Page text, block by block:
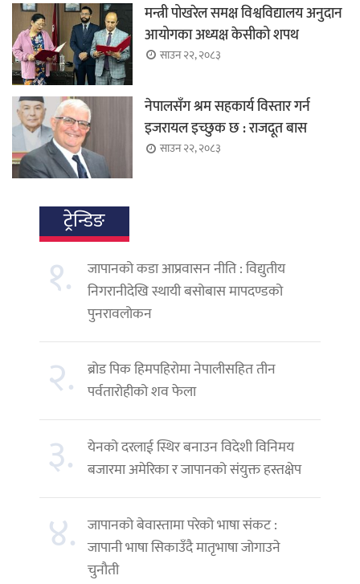
मन्त्री पोखरेल समक्ष विश्वविद्यालय अनुदान
आयोगका अध्यक्ष केसीको शपथ
साउन २२, २०८३
नेपालसँग श्रम सहकार्य विस्तार गर्न
इजरायल इच्छुक छ : राजदूत बास
साउन २२, २०८३
ट्रेन्डिङ
१.
जापानको कडा आप्रवासन नीति : विद्युतीय
निगरानीदेखि स्थायी बसोबास मापदण्डको
पुनरावलोकन
२. ब्रोड पिक हिमपहिरोमा नेपालीसहित तीन
पर्वतारोहीको शव फेला
३.
येनको दरलाई स्थिर बनाउन विदेशी विनिमय
बजारमा अमेरिका र जापानको संयुक्त हस्तक्षेप
४. जापानको बेवास्तामा परेको भाषा संकट :
जापानी भाषा सिकाउँदै मातृभाषा जोगाउने
चुनौती